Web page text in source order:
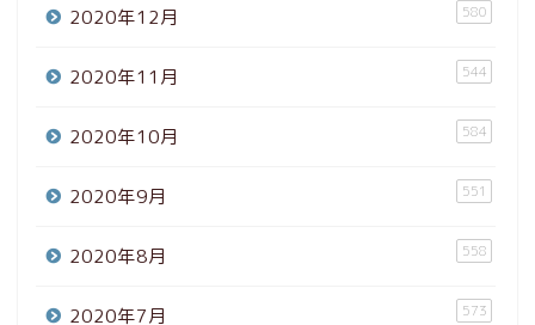
2020年12月 580
2020年11月 544
2020年10月 584
2020年9月 551
2020年8月 558
2020年7月 573